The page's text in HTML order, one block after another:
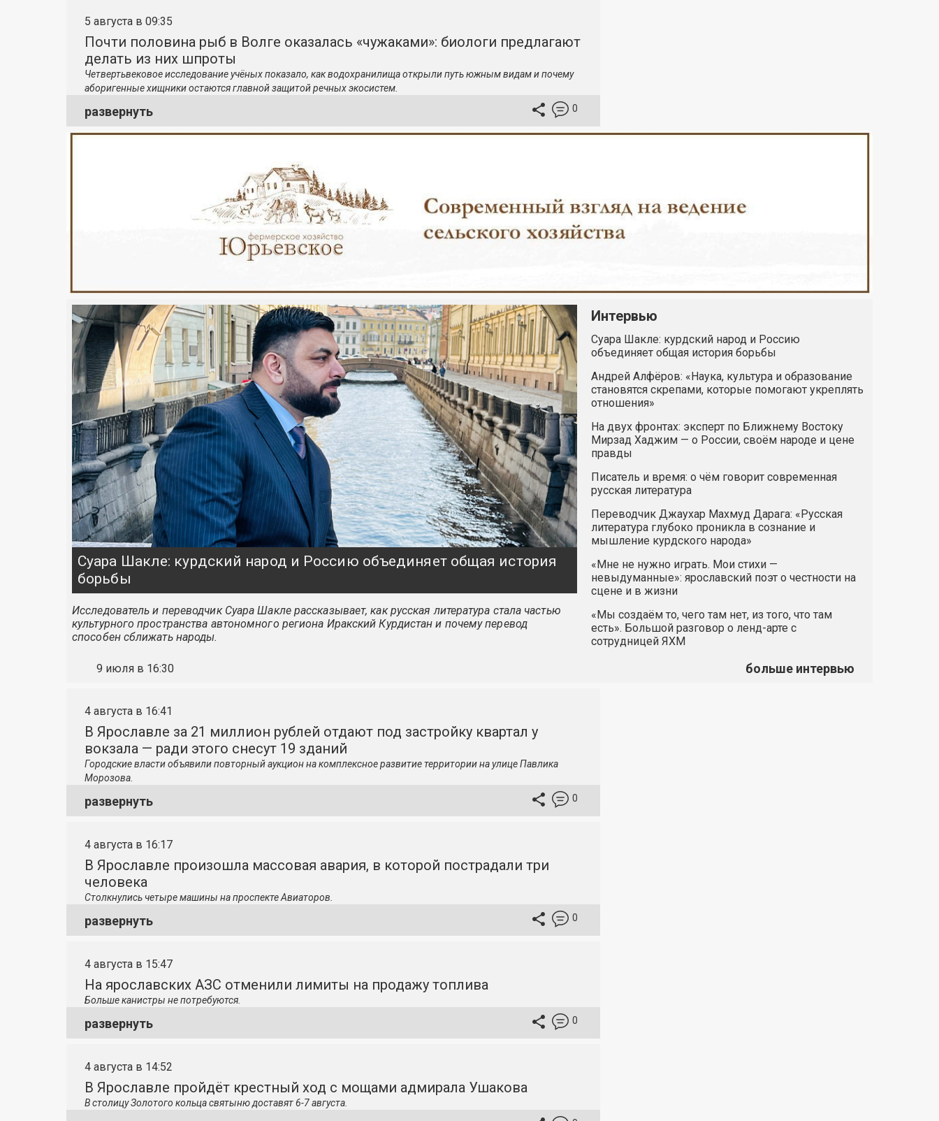
5 августа в 09:35
Почти половина рыб в Волге оказалась «чужаками»: биологи предлагают
делать из них шпроты
Четвертьвековое исследование учёных показало, как водохранилища открыли путь южным видам и почему
аборигенные хищники остаются главной защитой речных экосистем.
развернуть 0
Суара Шакле: курдский народ и Россию объединяет общая история
борьбы
Исследователь и переводчик Суара Шакле рассказывает, как русская литература стала частью
культурного пространства автономного региона Иракский Курдистан и почему перевод
способен сближать народы.
9 июля в 16:30
Интервью
Суара Шакле: курдский народ и Россию
объединяет общая история борьбы
Андрей Алфёров: «Наука, культура и образование
становятся скрепами, которые помогают укреплять
отношения»
На двух фронтах: эксперт по Ближнему Востоку
Мирзад Хаджим — о России, своём народе и цене
правды
Писатель и время: о чём говорит современная
русская литература
Переводчик Джаухар Махмуд Дарага: «Русская
литература глубоко проникла в сознание и
мышление курдского народа»
«Мне не нужно играть. Мои стихи —
невыдуманные»: ярославский поэт о честности на
сцене и в жизни
«Мы создаём то, чего там нет, из того, что там
есть». Большой разговор о ленд-арте с
сотрудницей ЯХМ
больше интервью
4 августа в 16:41
В Ярославле за 21 миллион рублей отдают под застройку квартал у
вокзала — ради этого снесут 19 зданий
Городские власти объявили повторный аукцион на комплексное развитие территории на улице Павлика
Морозова.
развернуть 0
4 августа в 16:17
В Ярославле произошла массовая авария, в которой пострадали три
человека
Столкнулись четыре машины на проспекте Авиаторов.
развернуть 0
4 августа в 15:47
На ярославских АЗС отменили лимиты на продажу топлива
Больше канистры не потребуются.
развернуть 0
4 августа в 14:52
В Ярославле пройдёт крестный ход с мощами адмирала Ушакова
В столицуЗолотого кольца святыню доставят 6-7 августа.